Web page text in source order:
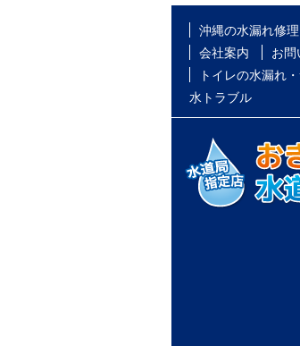
沖縄の水漏れ修
会社案内
お問
トイレの水漏れ
水トラブル